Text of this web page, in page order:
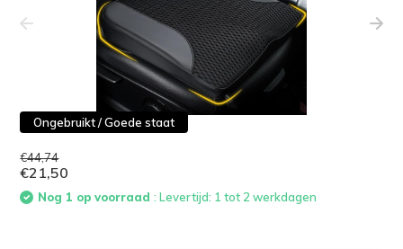
Ongebruikt / Goede staat
€44,74
€21,50
Nog 1 op voorraad: Levertijd: 1 tot 2 werkdagen